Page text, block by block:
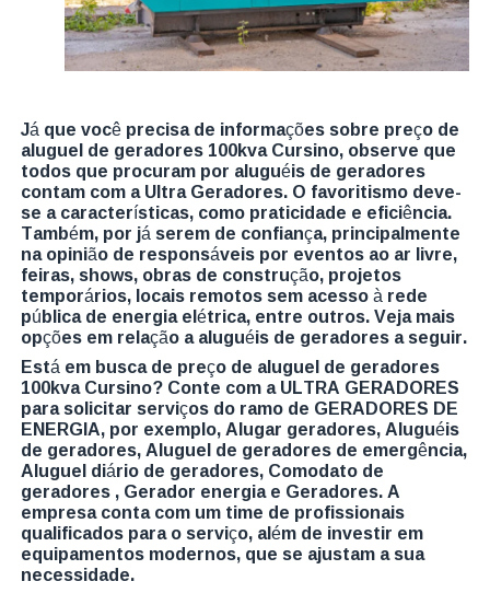
Já que você precisa de informações sobre preço de
aluguel de geradores 100kva Cursino, observe que
todos que procuram por aluguéis de geradores
contam com a Ultra Geradores. O favoritismo deve-
se a características, como praticidade e eficiência.
Também, por já serem de confiança, principalmente
na opinião de responsáveis por eventos ao ar livre,
feiras, shows, obras de construção, projetos
temporários, locais remotos sem acesso à rede
pública de energia elétrica, entre outros. Veja mais
opções em relação a aluguéis de geradores a seguir.
Está em busca de preço de aluguel de geradores
100kva Cursino? Conte com a ULTRA GERADORES
para solicitar serviços do ramo de GERADORES DE
ENERGIA, por exemplo, Alugar geradores, Aluguéis
de geradores, Aluguel de geradores de emergência,
Aluguel diário de geradores, Comodato de
geradores , Gerador energia e Geradores. A
empresa conta com um time de profissionais
qualificados para o serviço, além de investir em
equipamentos modernos, que se ajustam a sua
necessidade.